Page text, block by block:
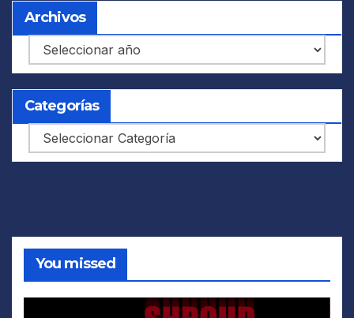
Archivos
Archivos
Categorías
Categorías
You missed